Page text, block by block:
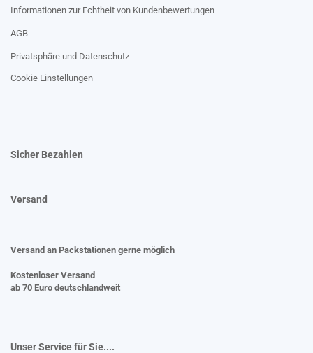
Informationen zur Echtheit von Kundenbewertungen
AGB
Privatsphäre und Datenschutz
Cookie Einstellungen
Sicher Bezahlen
Versand
Versand an Packstationen gerne möglich
Kostenloser Versand
ab 70 Euro deutschlandweit
Unser Service für Sie....